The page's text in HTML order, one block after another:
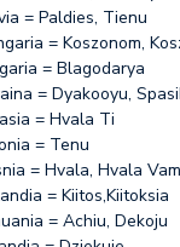
= Paldies, Tienu
= Koszonom,
= Blagodarya
= Dyakooyu,
= Hvala Ti
= Tenu
= Hvala, Hvala Vam
= Kiitos,Kiitoksia
= Achiu, Dekoju